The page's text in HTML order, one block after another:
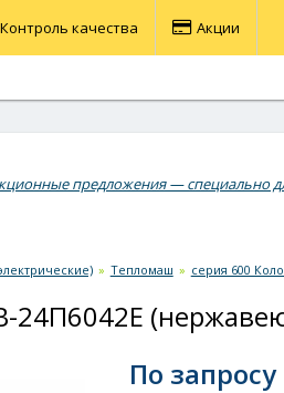
Контроль качества Акции
предложения — специально
» Тепломаш » серия 600
24П6042Е
По запросу